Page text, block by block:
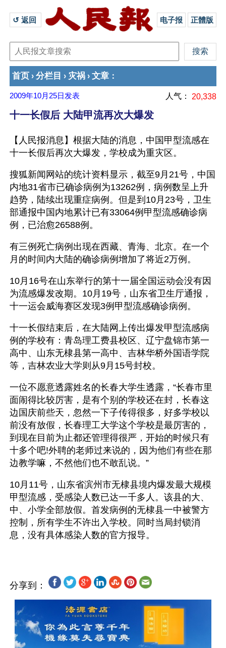
↺ 返回 电子报 正體版
首页 › 分栏目 › 灾祸 › 文章 ：
2009年10月25日 发表 人气： 20,338
十一长假后 大陆甲流再次大爆发
【人民报消息】根据大陆的消息，中国甲型流感在
十一长假后再次大爆发，学校成为重灾区。
搜狐新闻网站的统计资料显示，截至9月21号，中国
内地31省市已确诊病例为13262例，病例数呈上升
趋势，陆续出现重症病例。但是到10月23号，卫生
部通报中国内地累计已有33064例甲型流感确诊病
例，已治愈26588例。
有三例死亡病例出现在西藏、青海、北京。在一个
月的时间内大陆的确诊病例增加了将近2万例。
10月16号在山东举行的第十一届全国运动会没有因
为流感爆发改期。10月19号，山东省卫生厅通报，
十一运会威海赛区发现3例甲型流感确诊病例。
十一长假结束后，在大陆网上传出爆发甲型流感病
例的学校有：青岛理工费县校区、辽宁盘锦市第一
高中、山东无棣县第一高中、吉林华桥外国语学院
等，吉林农业大学则从9月15号封校。
一位不愿意透露姓名的长春大学生透露，“长春市里
面闹得比较厉害，是有个别的学校还在封，长春这
边国庆前些天，忽然一下子传得很多，好多学校以
前没有放假，长春理工大学这个学校是最厉害的，
到现在目前为止都还管理得很严，开始的时候只有
十多个吧!外聘的老师过来说的，因为他们有些在那
边教学嘛，不然他们也不敢乱说。”
10月11号，山东省滨州市无棣县境内爆发最大规模
甲型流感，受感染人数已达一千多人。该县的大、
中、小学全部放假。首发病例的无棣县一中被警方
控制，所有学生不许出入学校。同时当局封锁消
分享到：